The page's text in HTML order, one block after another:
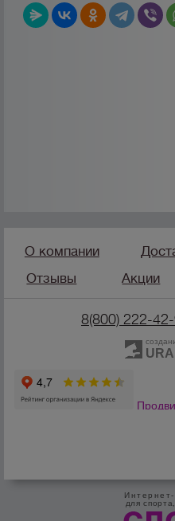
О компании
Отзывы
Акции
8(800) 222-
для